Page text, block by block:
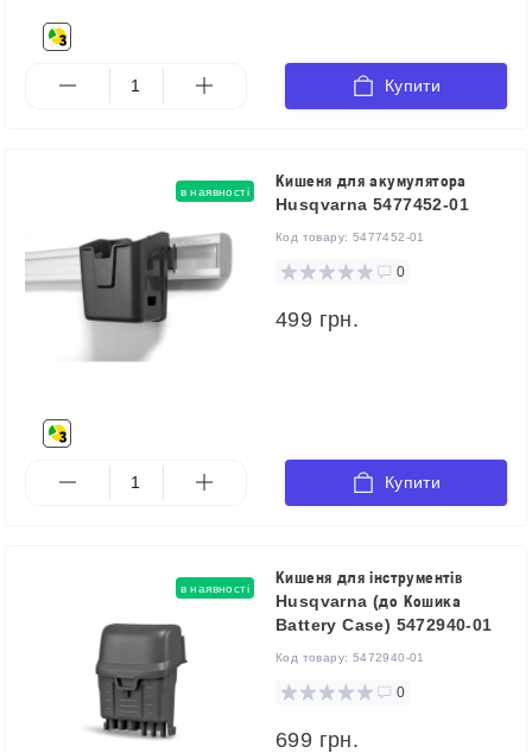
Купити
в наявності
Кишеня для акумулятора
Husqvarna 5477452-01
Код товару: 5477452-01
0
499 грн.
Купити
в наявності
Кишеня для інструментів
Husqvarna (до Кошика
Battery Case) 5472940-01
Код товару: 5472940-01
0
699 грн.